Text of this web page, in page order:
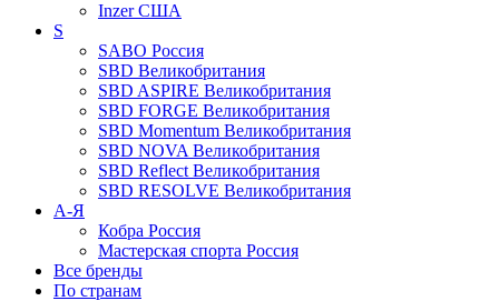
InzerСША
S
SABO Россия
SBD Великобритания
SBD ASPIRE Великобритания
SBD FORGE Великобритания
SBD Momentum Великобритания
SBD NOVA Великобритания
SBD Reflect Великобритания
SBD RESOLVE Великобритания
А-Я
Кобра Россия
Мастерская спорта Россия
Все бренды
По странам